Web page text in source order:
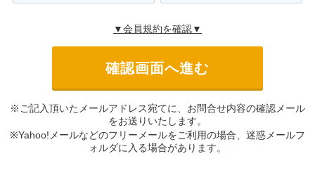
▼会員規約を確認▼
※ご記入頂いたメールアドレス宛てに、お問合せ内容の確認メール
をお送りいたします。
※Yahoo!メールなどのフリーメールをご利用の場合、迷惑メールフ
ォルダに入る場合があります。